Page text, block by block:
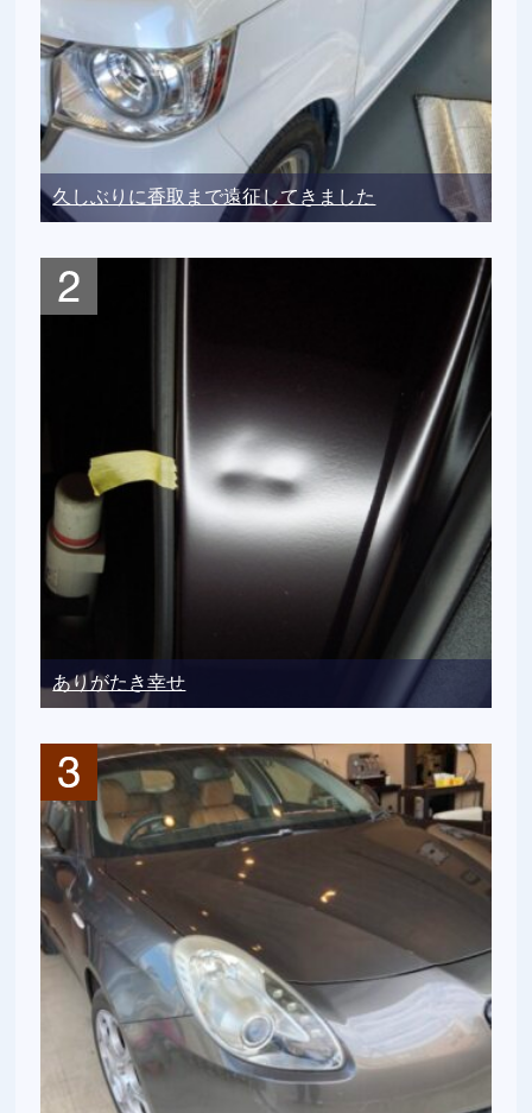
久しぶりに香取まで遠征してきました
ありがたき幸せ